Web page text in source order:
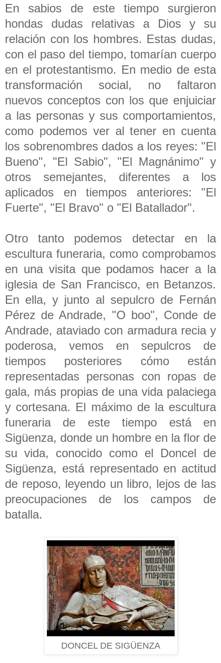
En sabios de este tiempo surgieron
hondas dudas relativas a Dios y su
relación con los hombres. Estas dudas,
con el paso del tiempo, tomarían cuerpo
en el protestantismo. En medio de esta
transformación social, no faltaron
nuevos conceptos con los que enjuiciar
a las personas y sus comportamientos,
como podemos ver al tener en cuenta
los sobrenombres dados a los reyes: "El
Bueno", "El Sabio", "El Magnánimo" y
otros semejantes, diferentes a los
aplicados en tiempos anteriores: "El
Fuerte", "El Bravo" o "El Batallador".
Otro tanto podemos detectar en la
escultura funeraria, como comprobamos
en una visita que podamos hacer a la
iglesia de San Francisco, en Betanzos.
En ella, y junto al sepulcro de Fernán
Pérez de Andrade, "O boo", Conde de
Andrade, ataviado con armadura recia y
poderosa, vemos en sepulcros de
tiempos posteriores cómo están
representadas personas con ropas de
gala, más propias de una vida palaciega
y cortesana. El máximo de la escultura
funeraria de este tiempo está en
Sigüenza, donde un hombre en la flor de
su vida, conocido como el Doncel de
Sigüenza, está representado en actitud
de reposo, leyendo un libro, lejos de las
preocupaciones de los campos de
batalla.
DONCEL DE SIGÜENZA